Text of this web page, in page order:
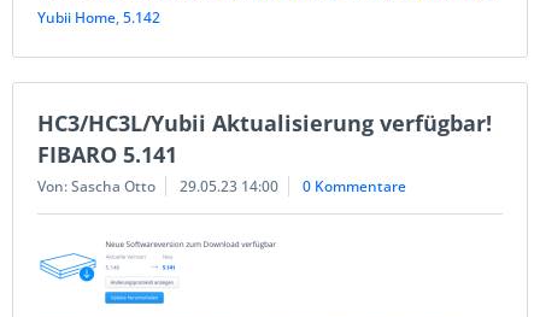
Yubii Home,5.142
HC3/HC3L/Yubii Aktualisierung verfügbar!
FIBARO 5.141
Von: Sascha Otto 29.05.23 14:00 0 Kommentare